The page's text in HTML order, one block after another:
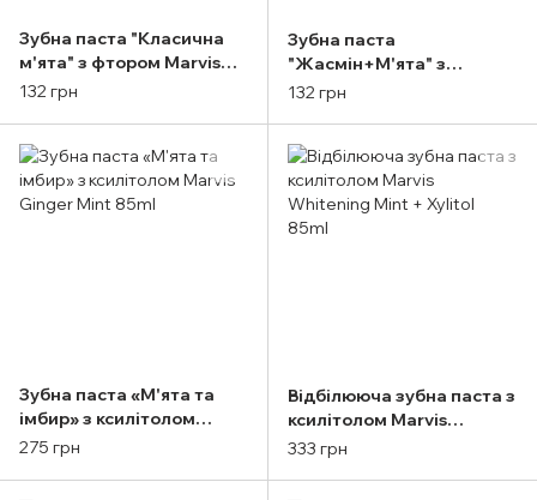
Зубна паста "Класична
м'ята" з фтором Marvis
Classic Strong Mint, 25ml
132 грн
Зубна паста
"Жасмін+М'ята" з
фтором Marvis Jasmin
132 грн
Зубна паста «М'ята та
імбир» з ксилітолом
Marvis Ginger Mint 85ml
275 грн
Відбілююча зубна паста з
ксилітолом Marvis
Whitening Mint + Xylitol
333 грн